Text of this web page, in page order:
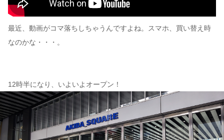
最近、動画がコマ落ちしちゃうんですよね。スマホ、買い替え時
なのかな・・・。
12時半になり、いよいよオープン！